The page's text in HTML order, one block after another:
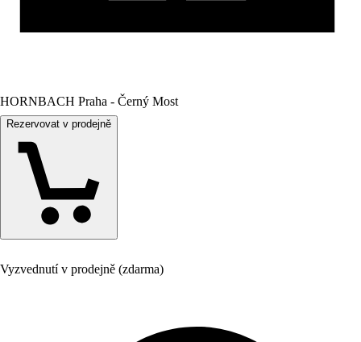
HORNBACH Praha - Černý Most
Rezervovat v prodejně
Vyzvednutí v prodejně (zdarma)